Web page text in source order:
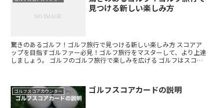
見つける新しい楽しみ方
驚きのあるゴルフ！ゴルフ旅行で見つける新しい楽しみ方 スコアア
ップを目指すゴルファー必見！ゴルフ旅行をマスターして、より上達
しましょう。 ゴルフのゴルフ旅行で楽しみを広げる ゴルフはスコア
ゴルフスコアカウンター ゴルフスコアカードの説明